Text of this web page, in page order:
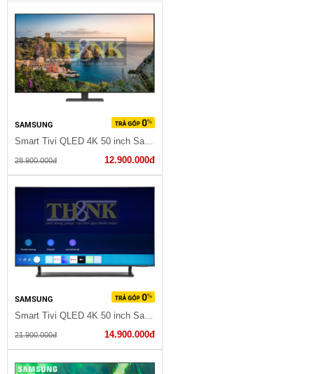
SAMSUNG
Smart Tivi QLED 4K 50 inch Samsung QA50Q80A
28.900.000đ 12.900.000đ
SAMSUNG
Smart Tivi QLED 4K 50 inch Samsung QA50Q65B
21.900.000đ 14.900.000đ